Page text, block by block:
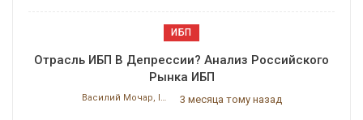
ИБП
Отрасль ИБП В Депрессии? Анализ Российского
Рынка ИБП
Василий Мочар, ITResearch 3 месяца тому назад